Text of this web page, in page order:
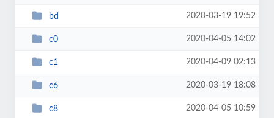
bd 2020-03-19 19:52
c0 2020-04-05 14:02
c1 2020-04-09 02:13
c6 2020-03-19 18:08
c8 2020-04-05 10:59